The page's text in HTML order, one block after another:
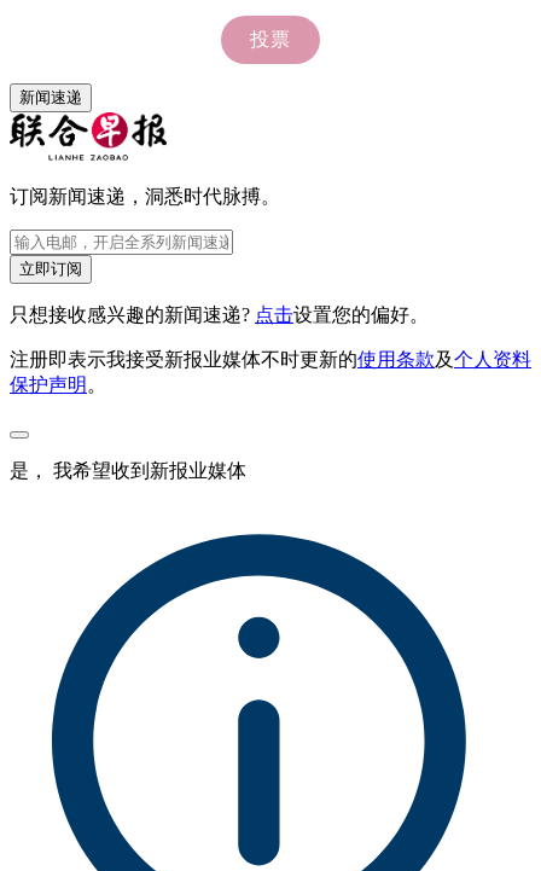
新闻速递
订阅新闻速递，洞悉时代脉搏。
立即订阅
只想接收感兴趣的新闻速递? 点击设置您的偏好。
注册即表示我接受新报业媒体不时更新的使用条款及个人资料
保护声明 。
是， 我希望收到新报业媒体